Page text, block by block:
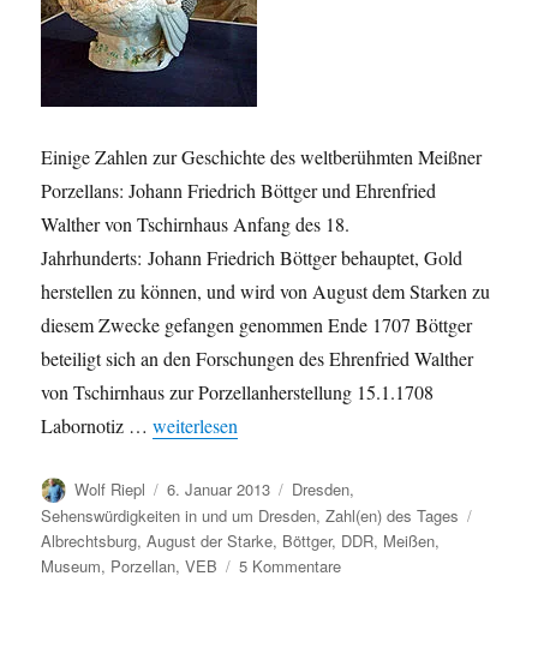
Einige Zahlen zur Geschichte des weltberühmten Meißner
Porzellans: Johann Friedrich Böttger und Ehrenfried
Walther von Tschirnhaus Anfang des 18.
Jahrhunderts: Johann Friedrich Böttger behauptet, Gold
herstellen zu können, und wird von August dem Starken zu
diesem Zwecke gefangen genommen Ende 1707 Böttger
beteiligt sich an den Forschungen des Ehrenfried Walther
von Tschirnhaus zur Porzellanherstellung 15.1.1708
Labornotiz …„Meißner Porzellan: Eine kleine Geschichte in
weiterlesen
Autor
Wolf Riepl
Veröffentlicht
am
6. Januar 2013 Kategorien
Dresden,
Sehenswürdigkeiten in und um Dresden,Zahl(en) des Tages
Albrechtsburg,August der Starke, Böttger, DDR, Meißen,
Museum, Porzellan,VEB 5 Kommentarezu